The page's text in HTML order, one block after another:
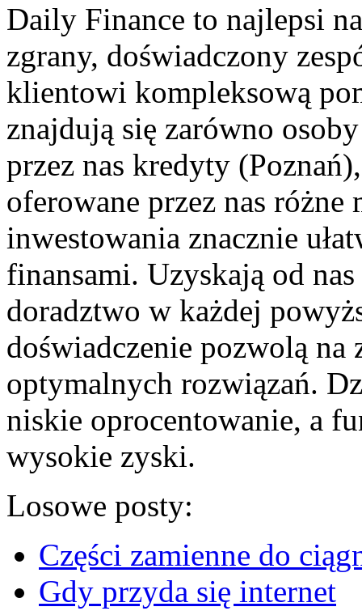
Daily Finance to najlepsi
zgrany, doświadczony
klientowi kompleksową
znajdują się zarówno
przez nas kredyty
oferowane przez nas
inwestowania znacznie
finansami. Uzyskają od
doradztwo w każdej
doświadczenie pozwolą na
optymalnych rozwiązań.
niskie oprocentowanie, a
wysokie zyski.
Losowe posty:
Części zamienne do
Gdy przyda się internet